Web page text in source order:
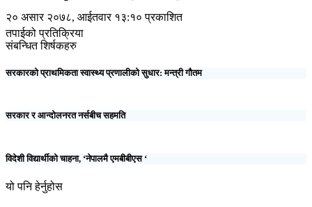
२० असार २०७८, आईतवार १३:१० प्रकाशित
तपाईको प्रतिक्रिया
संबन्धित शिर्षकहरु
सरकारको प्राथमिकता स्वास्थ्य प्रणालीको सुधार: मन्त्री गौतम
सरकार र आन्दोलनरत नर्सबीच सहमति
विदेशी विद्यार्थीको चाहना, ‘नेपालमै एमबीबीएस ‘
यो पनि हेर्नुहोस